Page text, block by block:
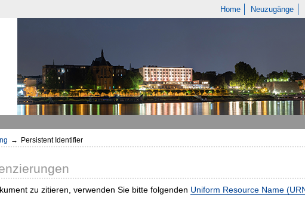
Home Neuzugänge
→ Persistent Identifier
zu zitieren, verwenden Sie bitte folgenden Uniform Resource Name